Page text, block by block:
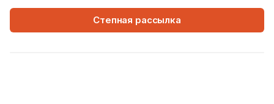
Степная рассылка